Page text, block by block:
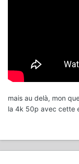
mais au delà, mon
la 4k 50p avec cette